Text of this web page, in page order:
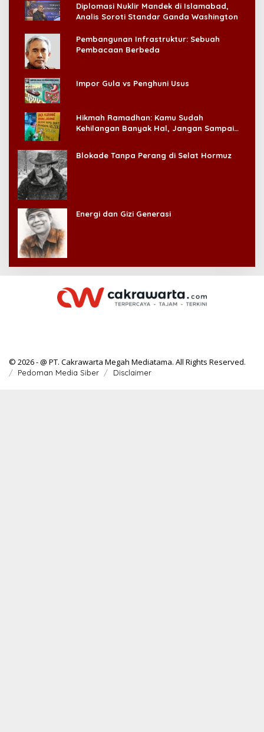
Diplomasi Nuklir Mandek di Islamabad,
Analis Soroti Standar Ganda Washington
Pembangunan Infrastruktur: Sebuah
Pembacaan Berbeda
Impor Gula vs Penghuni Usus
Hikmah Ramadhan: Kamu Sudah
Kehilangan Banyak Hal, Jangan Sampai
Blokade Tanpa Perang di Selat Hormuz
Energi dan Gizi Generasi
© 2026 - @ PT. Cakrawarta Megah Mediatama. All Rights Reserved.
Pedoman Media Siber Disclaimer